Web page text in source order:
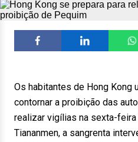
Os habitantes de Hong Kong
contornar a proibição das
realizar vigílias na sexta-feira
Tiananmen, a sangrenta